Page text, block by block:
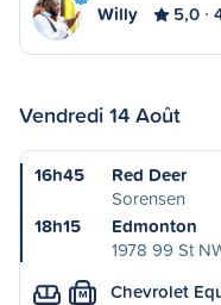
Willy 5,0
Vendredi 14 Août
16h45
Red Deer
Sorensen
18h15
Edmonton
1978 99 St
M Chevrolet